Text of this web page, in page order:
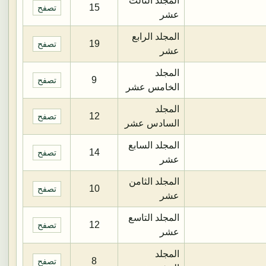
عشر
15 تصفح
المجلد الرابع
عشر
19 تصفح
المجلد
الخامس عشر
9 تصفح
المجلد
السادس عشر
12 تصفح
المجلد السابع
عشر
14 تصفح
المجلد الثامن
عشر
10 تصفح
المجلد التاسع
عشر
12 تصفح
المجلد
8 تصفح